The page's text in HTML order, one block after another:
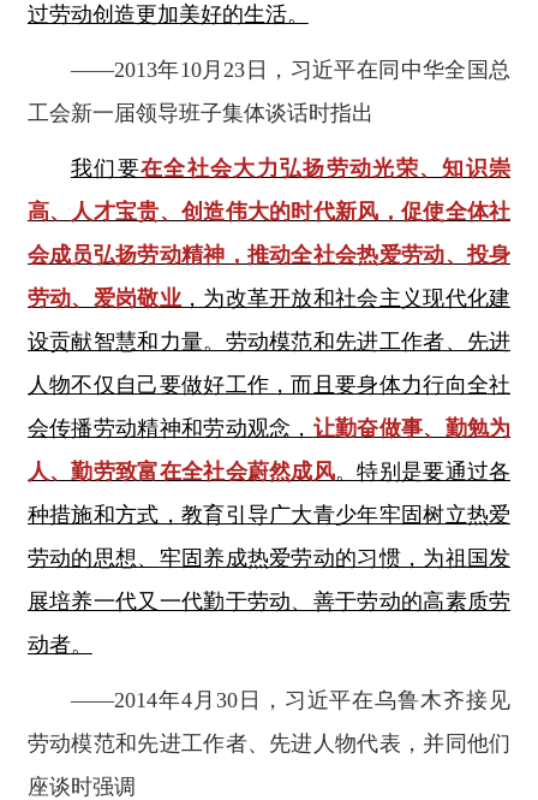
过劳动创造更加美好的生活。
——2013年10月23日，习近平在同中华全国总
工会新一届领导班子集体谈话时指出
我们要在全社会大力弘扬劳动光荣、知识崇
高、人才宝贵、创造伟大的时代新风，促使全体社
会成员弘扬劳动精神，推动全社会热爱劳动、投身
劳动、爱岗敬业，为改革开放和社会主义现代化建
设贡献智慧和力量。劳动模范和先进工作者、先进
人物不仅自己要做好工作，而且要身体力行向全社
会传播劳动精神和劳动观念， 让勤奋做事、勤勉为
人、勤劳致富在全社会蔚然成风。特别是要通过各
种措施和方式，教育引导广大青少年牢固树立热爱
劳动的思想、牢固养成热爱劳动的习惯，为祖国发
展培养一代又一代勤于劳动、善于劳动的高素质劳
动者。
——2014年4月30日，习近平在乌鲁木齐接见
劳动模范和先进工作者、先进人物代表，并同他们
座谈时强调